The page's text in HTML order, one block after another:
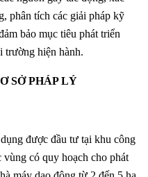
phân tích các giải pháp kỹ
bảo mục tiêu phát triển
trường hiện hành.
SỞ PHÁP LÝ
được đầu tư tại khu công
có quy hoạch cho phát